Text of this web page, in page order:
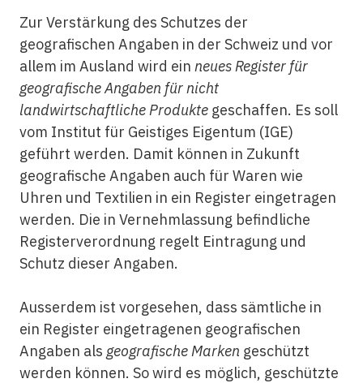
Zur Verstärkung des Schutzes der
geografischen Angaben in der Schweiz und vor
allem im Ausland wird ein neues Register für
geografische Angaben für nicht
landwirtschaftliche Produktegeschaffen. Es soll
vom Institut für Geistiges Eigentum (IGE)
geführt werden. Damit können in Zukunft
geografische Angaben auch für Waren wie
Uhren und Textilien in ein Register eingetragen
werden. Die in Vernehmlassung befindliche
Registerverordnung regelt Eintragung und
Schutz dieser Angaben.
Ausserdem ist vorgesehen, dass sämtliche in
ein Register eingetragenen geografischen
Angaben als geografische Marken geschützt
werden können. So wird es möglich, geschützte